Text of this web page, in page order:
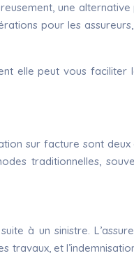
une
pour les
elle peut vous faciliter
sur facture sont
traditionnelles,
à un sinistre.
travaux, et